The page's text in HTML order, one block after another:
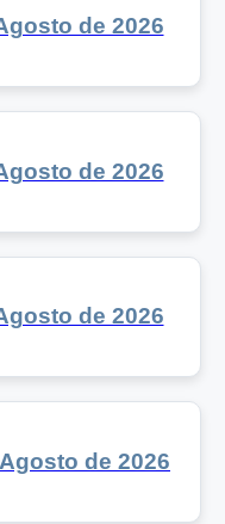
de 2026
de 2026
de 2026
de 2026